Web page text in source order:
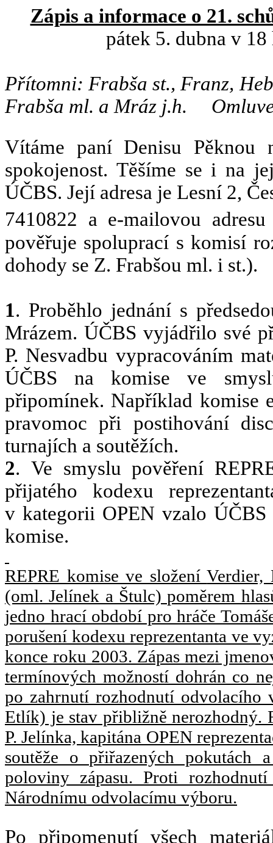
Zápis a informace o 21.
pátek 5. dubna v
Přítomni: Frabša st., Franz,
Frabša ml. a Mráz j.h.
Vítáme paní Denisu
spokojenost. Těšíme se i na
ÚČBS. Její adresa je Lesní 2,
7410822 a e-mailovou
pověřuje spoluprací s komisí
dohody se Z. Frabšou ml. i st.).
1. Proběhlo jednání s
Mrázem. ÚČBS vyjádřilo své
P. Nesvadbu vypracováním
ÚČBS na komise ve
připomínek. Například komise
pravomoc při postihování
turnajích a soutěžích.
2. Ve smyslu pověření
přijatého kodexu
v kategorii OPEN vzalo
komise.
REPRE komise ve složeníVerdier,
(oml. Jelínek a Štulc) poměrem
jedno hrací období pro hráče
porušení kodexu reprezentanta ve
konce roku 2003. Zápas mezi
termínových možností dohrán co
po zahrnutí rozhodnutí odvolacího
Etlík) je stav přibližně nerozhodný.
P. Jelínka, kapitána OPEN
soutěže o přiřazených pokutách
poloviny zápasu. Proti
Národnímu odvolacímu výboru.
Po připomenutí všech